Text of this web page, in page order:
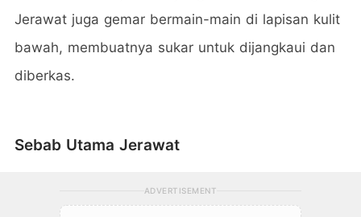
Jerawat juga gemar bermain-main di lapisan kulit
bawah, membuatnya sukar untuk dijangkaui dan
diberkas.
Sebab Utama Jerawat
ADVERTISEMENT